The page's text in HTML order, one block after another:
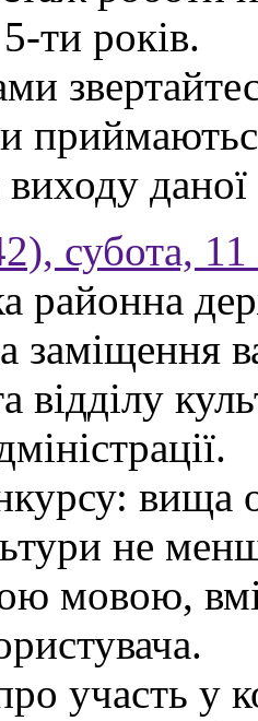
ти років.
даної
субота, 11
районна
заміщення
відділу
вища
не
мовою,
участь у